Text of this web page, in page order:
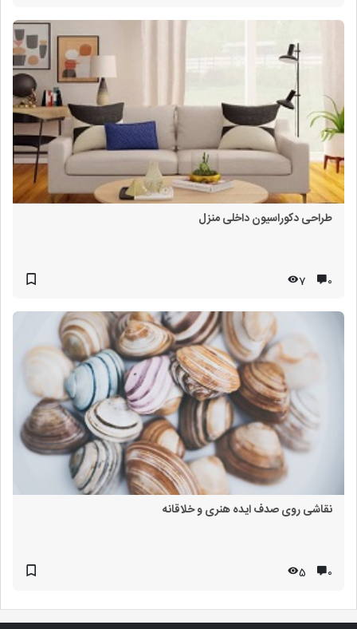
طراحی دکوراسیون داخلی منزل
۰ 7
نقاشی روی صدف ایده هنری و خلاقانه
۰ 5